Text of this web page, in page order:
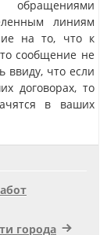
линиям
на то, что к
сообщение не
ввиду, что если
договорах, то
в ваших
города